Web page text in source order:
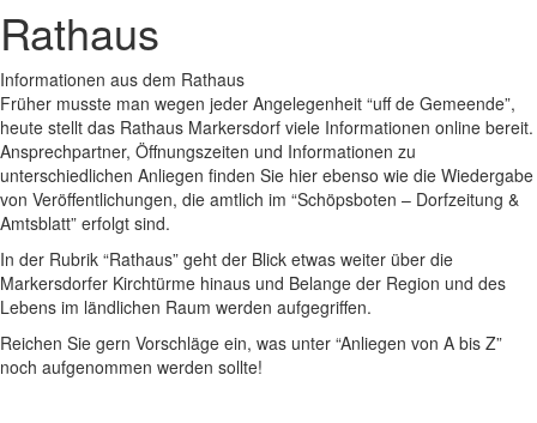
Rathaus
Informationen aus dem Rathaus
Früher musste man wegen jeder Angelegenheit “uff de Gemeende”,
heute stellt das Rathaus Markersdorf viele Informationen online bereit.
Ansprechpartner, Öffnungszeiten und Informationen zu
unterschiedlichen Anliegen finden Sie hier ebenso wie die Wiedergabe
von Veröffentlichungen, die amtlich im “Schöpsboten – Dorfzeitung &
Amtsblatt” erfolgt sind.
In der Rubrik “Rathaus” geht der Blick etwas weiter über die
Markersdorfer Kirchtürme hinaus und Belange der Region und des
Lebens im ländlichen Raum werden aufgegriffen.
Reichen Sie gern Vorschläge ein, was unter “Anliegen von A bis Z”
noch aufgenommen werden sollte!